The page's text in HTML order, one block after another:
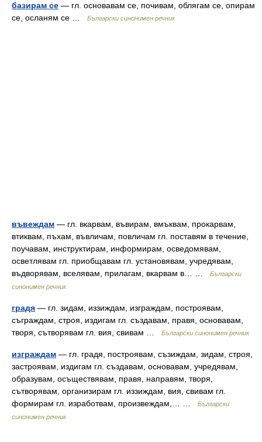
базирам се — гл. основавам се, почивам, облягам се, опирам
се, осланям се …
Български синонимен речник
въвеждам — гл. вкарвам, въвирам, вмъквам, прокарвам,
втиквам, пъхам, въвличам, повличам гл. поставям в течение,
поучавам, инструктирам, информирам, осведомявам,
осветлявам гл. приобщавам гл. установявам, учредявам,
въдворявам, вселявам, прилагам, вкарвам в… …
Български
синонимен речник
градя — гл. зидам, иззиждам, изграждам, построявам,
съграждам, строя, издигам гл. създавам, правя, основавам,
творя, сътворявам гл. вия, свивам …
Български синонимен речник
изграждам — гл. градя, построявам, съзиждам, зидам, строя,
застроявам, издигам гл. създавам, основавам, учредявам,
образувам, осъществявам, правя, направям, творя,
сътворявам, организирам гл. иззиждам, вия, свивам гл.
формирам гл. изработвам, произвеждам,… …
Български
синонимен речник